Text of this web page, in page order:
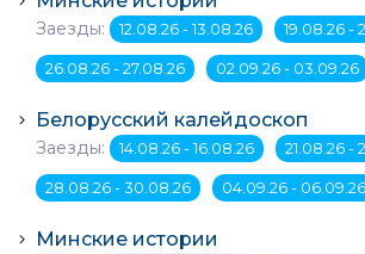
Заезды: 12.08.26 - 13.08.26 19.08.26 -
26.08.26 - 27.08.26 02.09.26 - 03.09.26
Белорусский калейдоскоп
Заезды: 14.08.26 - 16.08.26 21.08.26 -
28.08.26 - 30.08.26 04.09.26 - 06.09.26
Минские истории